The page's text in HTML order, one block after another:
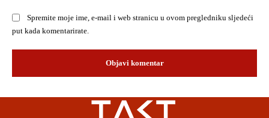
Spremite moje ime, e-mail i web stranicu u ovom pregledniku sljedeći
put kada komentarirate.